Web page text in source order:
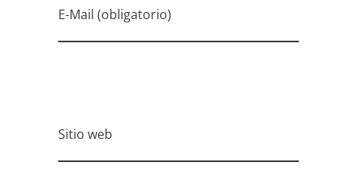
E-Mail (obligatorio)
Sitio web